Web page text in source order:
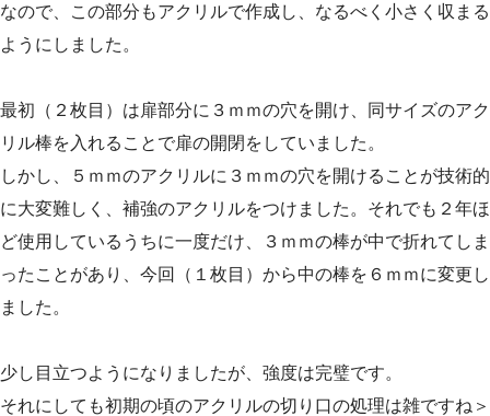
なので、この部分もアクリルで作成し、なるべく小さく収まる
ようにしました。
最初（２枚目）は扉部分に３ｍｍの穴を開け、同サイズのアク
リル棒を入れることで扉の開閉をしていました。
しかし、５ｍｍのアクリルに３ｍｍの穴を開けることが技術的
に大変難しく、補強のアクリルをつけました。それでも２年ほ
ど使用しているうちに一度だけ、３ｍｍの棒が中で折れてしま
ったことがあり、今回（１枚目）から中の棒を６ｍｍに変更し
ました。
少し目立つようになりましたが、強度は完璧です。
それにしても初期の頃のアクリルの切り口の処理は雑ですね＞